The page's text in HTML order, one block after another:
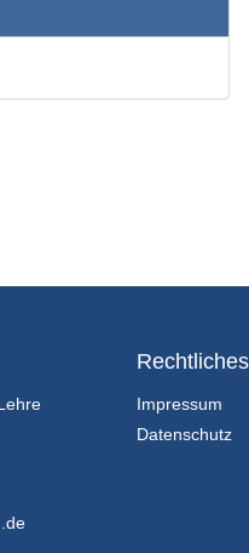
Rechtliches
Impressum
Datenschutz